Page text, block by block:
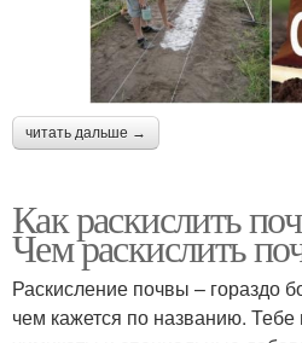
читать дальше →
Как раскислить
Чем раскислить
Раскисление почвы – гораздо
чем кажется по названию.